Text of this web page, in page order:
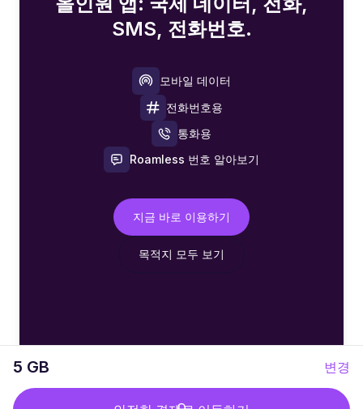
5 GB 변경
SMS, 전화번호.
모바일 데이터
전화번호용
통화용
Roamless 번호 알아보기
지금 바로 이용하기
목적지 모두 보기